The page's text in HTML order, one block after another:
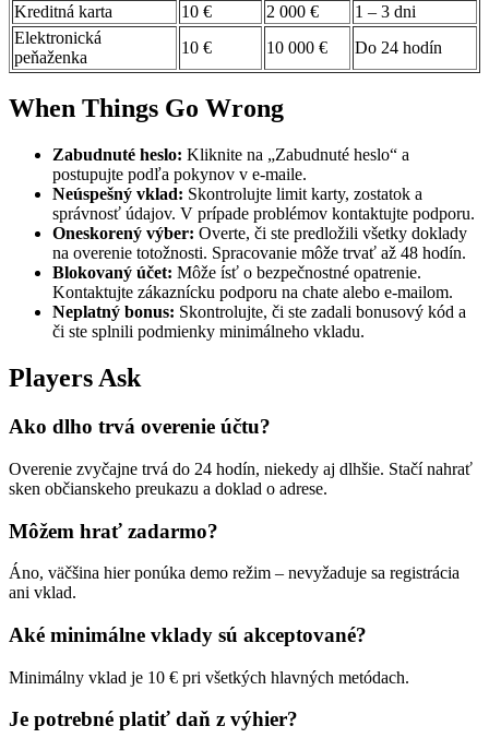
Kreditná karta
10 € 2 000 €
1 – 3 dni
Elektronická
peňaženka
10 € 10 000 € Do 24 hodín
When Things Go Wrong
Zabudnuté heslo: Kliknite na „Zabudnuté heslo“ a
postupujte podľa pokynov v e-maile.
Neúspešný vklad: Skontrolujte limit karty, zostatok a
správnosť údajov. V prípade problémov kontaktujte podporu.
Oneskorený výber: Overte, či ste predložili všetky doklady
na overenie totožnosti. Spracovanie môže trvať až 48 hodín.
Blokovaný účet: Môže ísť o bezpečnostné opatrenie.
Kontaktujte zákaznícku podporu na chate alebo e-mailom.
Neplatný bonus: Skontrolujte, či ste zadali bonusový kód a
či ste splnili podmienky minimálneho vkladu.
Players Ask
Ako dlho trvá overenie účtu?
Overenie zvyčajne trvá do 24 hodín, niekedy aj dlhšie. Stačí nahrať
sken občianskeho preukazu a doklad o adrese.
Môžem hrať zadarmo?
Áno, väčšina hier ponúka demo režim – nevyžaduje sa registrácia
ani vklad.
Aké minimálne vklady sú akceptované?
Minimálny vklad je 10 € pri všetkých hlavných metódach.
Je potrebné platiť daň z výhier?